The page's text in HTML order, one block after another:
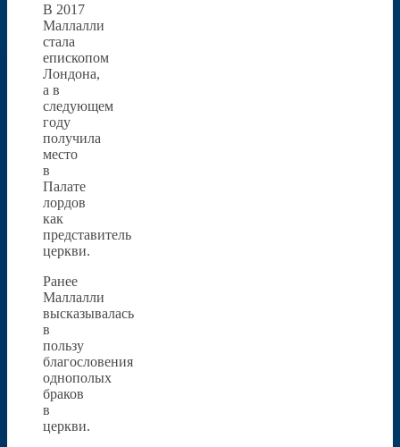
В 2017
Маллалли
стала
епископом
Лондона,
а в
следующем
году
получила
место
в
Палате
лордов
как
представитель
церкви.
Ранее
Маллалли
высказывалась
в
пользу
благословения
однополых
браков
в
церкви.